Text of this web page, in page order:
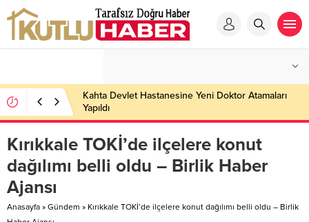
Kahta Devlet Hastanesine Yeni Doktor Atamaları
Yapıldı
Kırıkkale TOKİ’de ilçelere konut
dağılımı belli oldu – Birlik Haber
Ajansı
Anasayfa » Gündem » Kırıkkale TOKİ’de ilçelere konut dağılımı belli oldu – Birlik